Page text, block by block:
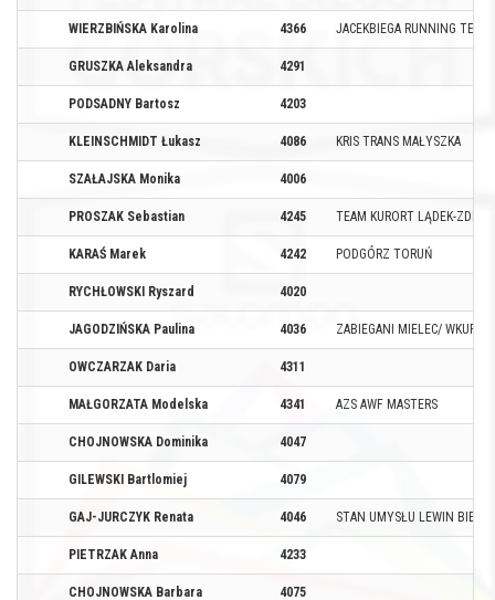
WIERZBIŃSKA Karolina 4366 JACEKBIEGA RUNNING TEAM
GRUSZKA Aleksandra 4291
PODSADNY Bartosz 4203
KLEINSCHMIDT Łukasz 4086 KRIS TRANS MAŁYSZKA
SZAŁAJSKA Monika 4006
PROSZAK Sebastian 4245 TEAM KURORT LĄDEK-ZDRÓJ
KARAŚ Marek 4242 PODGÓRZ TORUŃ
RYCHŁOWSKI Ryszard 4020
JAGODZIŃSKA Paulina 4036 ZABIEGANI MIELEC/
OWCZARZAK Daria 4311
MAŁGORZATA Modelska 4341 AZS AWF MASTERS
CHOJNOWSKA Dominika 4047
GILEWSKI Bartlomiej 4079
GAJ-JURCZYK Renata 4046 STAN UMYSŁU LEWIN BIEGA
PIETRZAK Anna 4233
CHOJNOWSKA Barbara 4075